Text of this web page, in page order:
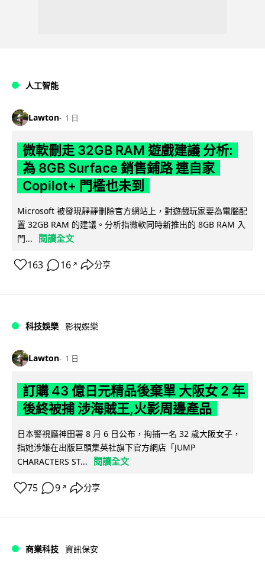
人工智能
Lawton 1 日
微軟刪走 32GB RAM 遊戲建議 分析:
為 8GB Surface 銷售鋪路 連自家
Copilot+ 門檻也未到
Microsoft 被發現靜靜刪除官方網站上，對遊戲玩家要為電腦配
置 32GB RAM 的建議。分析指微軟同時新推出的 8GB RAM 入
門...
閱讀全文
163 16 ↗ 分享
科技娛樂 影視娛樂
Lawton 1 日
訂購 43 億日元精品後棄單 大阪女 2 年
後終被捕 涉海賊王,火影周邊產品
日本警視廳神田署 8 月 6 日公布，拘捕一名 32 歲大阪女子，
指她涉嫌在出版巨頭集英社旗下官方網店「JUMP
CHARACTERS ST...
閱讀全文
75 9 ↗ 分享
商業科技 資訊保安